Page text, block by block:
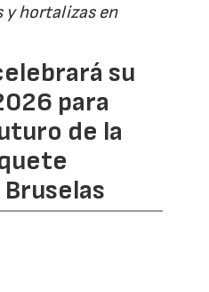
y hortalizas en
su
para
de la